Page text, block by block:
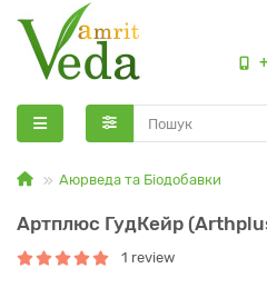
Аюрведа та Біодобавки
Артплюс ГудКейр
1 review